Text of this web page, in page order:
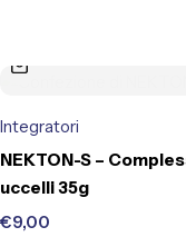
Integratori
NEKTON-S –
uccelli 35g
€9,00